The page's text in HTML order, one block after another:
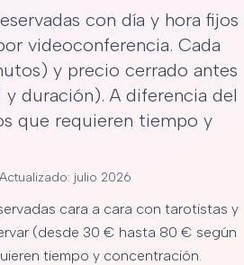
con día y hora fijos
videoconferencia. Cada
y precio cerrado antes
duración). A diferencia del
que requieren tiempo y
julio 2026
cara a cara con tarotistas y
(desde 30 € hasta 80 € según
tiempo y concentración.